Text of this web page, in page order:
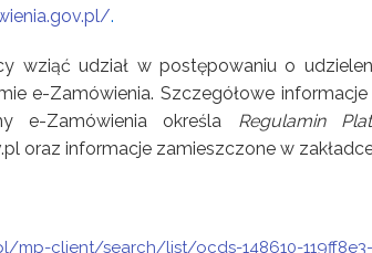
.
wziąć udział w postępowaniu o
e-Zamówienia. Szczegółowe
e-Zamówienia określa Regulamin
oraz informacje zamieszczone w zakładce
mp-client/search/list/ocds-148610-